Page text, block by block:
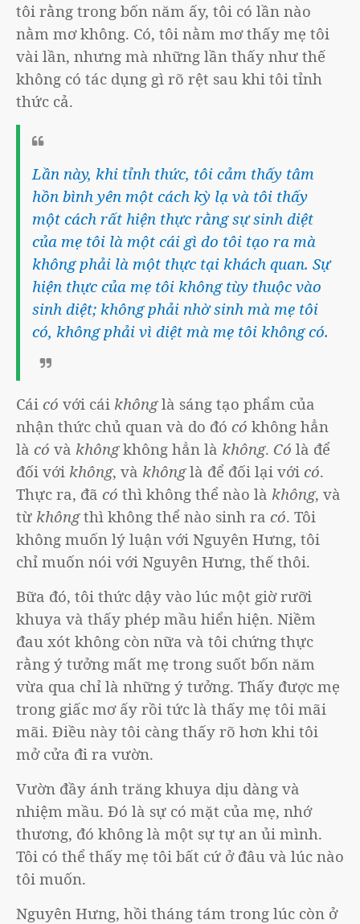
tôi rằng trong bốn năm ấy, tôi có lần nào
nằm mơ không. Có, tôi nằm mơ thấy mẹ tôi
vài lần, nhưng mà những lần thấy như thế
không có tác dụng gì rõ rệt sau khi tôi tỉnh
thức cả.
Lần này, khi tỉnh thức, tôi cảm thấy tâm
hồn bình yên một cách kỳ lạ và tôi thấy
một cách rất hiện thực rằng sự sinh diệt
của mẹ tôi là một cái gì do tôi tạo ra mà
không phải là một thực tại khách quan. Sự
hiện thực của mẹ tôi không tùy thuộc vào
sinh diệt; không phải nhờ sinh mà mẹ tôi
có, không phải vì diệt mà mẹ tôi không có.
Cái có với cái khônglà sáng tạo phẩm của
nhận thức chủ quan và do đó có không hẳn
là có và khôngkhông hẳn là không. Có là để
đối với không, và khônglà để đối lại với có.
Thực ra, đã có thì không thể nào là không, và
từ khôngthì không thể nào sinh ra có. Tôi
không muốn lý luận với Nguyên Hưng, tôi
chỉ muốn nói với Nguyên Hưng, thế thôi.
Bữa đó, tôi thức dậy vào lúc một giờ rưỡi
khuya và thấy phép mầu hiển hiện. Niềm
đau xót không còn nữa và tôi chứng thực
rằng ý tưởng mất mẹ trong suốt bốn năm
vừa qua chỉ là những ý tưởng. Thấy được mẹ
trong giấc mơ ấy rồi tức là thấy mẹ tôi mãi
mãi. Điều này tôi càng thấy rõ hơn khi tôi
mở cửa đi ra vườn.
Vườn đầy ánh trăng khuya dịu dàng và
nhiệm mầu. Đó là sự có mặt của mẹ, nhớ
thương, đó không là một sự tự an ủi mình.
Tôi có thể thấy mẹ tôi bất cứ ở đâu và lúc nào
tôi muốn.
Nguyên Hưng, hồi tháng tám trong lúc còn ở